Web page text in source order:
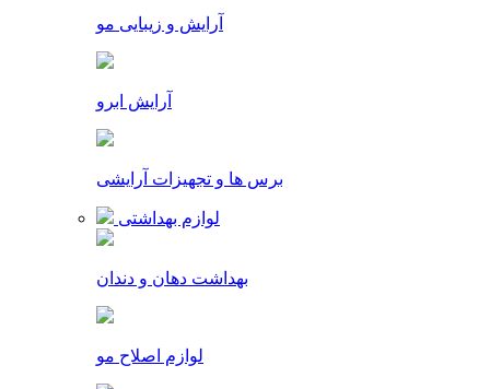
آرایش و زیبایی مو
آرایش ابرو
برس ها و تجهیزات آرایشی
لوازم بهداشتی
بهداشت دهان و دندان
لوازم اصلاح مو